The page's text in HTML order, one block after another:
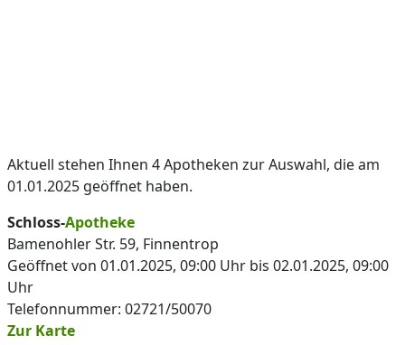
Aktuell stehen Ihnen 4 Apotheken zur Auswahl, die am
01.01.2025 geöffnet haben.
Schloss-Apotheke
Bamenohler Str. 59, Finnentrop
Geöffnet von 01.01.2025, 09:00 Uhr bis 02.01.2025, 09:00
Uhr
Telefonnummer: 02721/50070
Zur Karte